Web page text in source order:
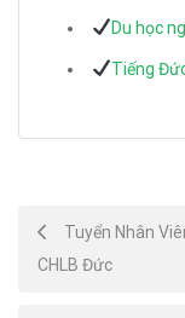
Du học
Tiếng
Post
navigation
Tuyển Nhân
CHLB Đức